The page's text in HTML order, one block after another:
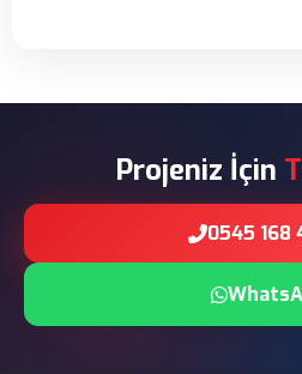
Projeniz İçin
0545 168